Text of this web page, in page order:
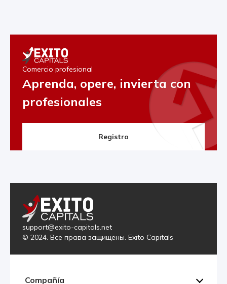
Comercio profesional
Aprenda, opere, invierta con
profesionales
Registro
support@exito-capitals.net
© 2024. Все права защищены. Exito Capitals
Compañía